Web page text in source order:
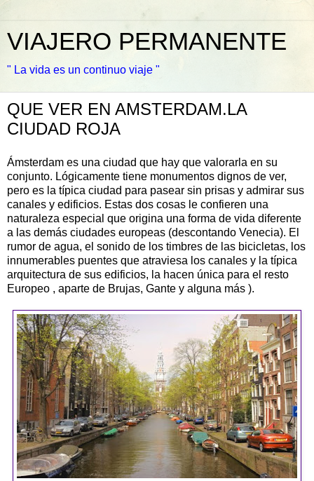
VIAJERO PERMANENTE
" La vida es un continuo viaje "
QUE VER EN AMSTERDAM.LA
CIUDAD ROJA
Ámsterdam es una ciudad que hay que valorarla en su
conjunto. Lógicamente tiene monumentos dignos de ver,
pero es la típica ciudad para pasear sin prisas y admirar sus
canales y edificios. Estas dos cosas le confieren una
naturaleza especial que origina una forma de vida diferente
a las demás ciudades europeas (descontando Venecia). El
rumor de agua, el sonido de los timbres de las bicicletas, los
innumerables puentes que atraviesa los canales y la típica
arquitectura de sus edificios, la hacen única para el resto
Europeo , aparte de Brujas, Gante y alguna más ).